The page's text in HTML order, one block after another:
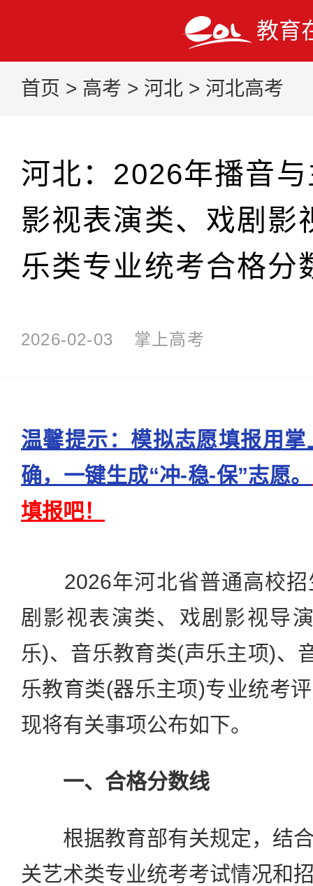
教育
首页 > 高考 > 河北 > 河北高考
河北：2026年播音
影视表演类、戏剧影
乐类专业统考合格分
2026-02-03 掌上高考
温馨提示：模拟志愿填报用
确，一键生成“冲-稳-保”志愿。
填报吧！
2026年河北省普通高校招
剧影视表演类、戏剧影视导
乐)、音乐教育类(声乐主项)、
乐教育类(器乐主项)专业统考
现将有关事项公布如下。
一、合格分数线
根据教育部有关规定，结合
关艺术类专业统考考试情况和